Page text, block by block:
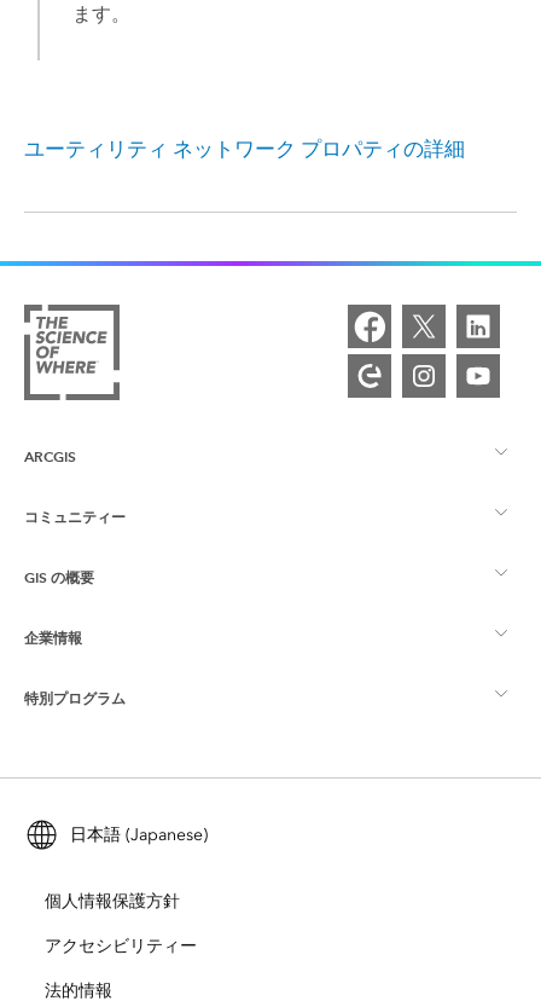
ます。
ユーティリティ ネットワーク プロパティの詳細
ARCGIS
ArcGIS の概要
マッピング
Esri ストア
コミュニティー
Esri Community
ArcGIS ブログ
ユーザー調査およびテスト
Esri Young Professionals Network
GIS の概要
GIS とは
ロケーション インテリジェンス
トレーニング
ArcUser
ArcNews
ArcWatch
企業情報
Esri について
採用情報
オープンビジョン
特別プログラム
ArcGIS for Student Use
自然保護
日本語 (Japanese)
個人情報保護方針
アクセシビリティー
法的情報